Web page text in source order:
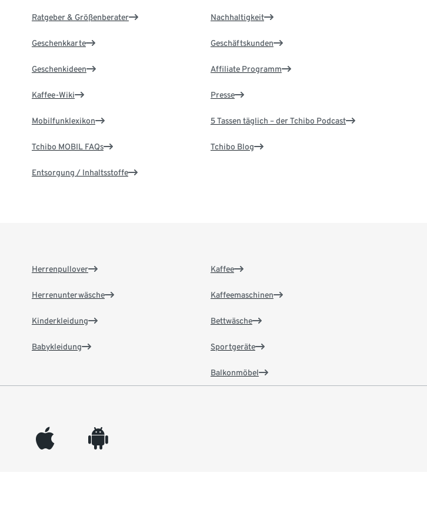
Ratgeber & Größenberater
Geschenkkarte
Geschenkideen
Kaffee-Wiki
Mobilfunklexikon
Tchibo MOBIL FAQs
Entsorgung / Inhaltsstoffe
Nachhaltigkeit
Geschäftskunden
Affiliate Programm
Presse
5 Tassen täglich – der Tchibo Podcast
Tchibo Blog
Herrenpullover
Herrenunterwäsche
Kinderkleidung
Babykleidung
Kaffee
Kaffeemaschinen
Bettwäsche
Sportgeräte
Balkonmöbel
appleinc android